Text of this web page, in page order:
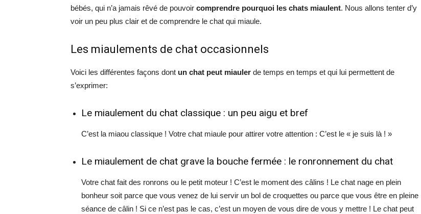
bébés, qui n’a jamais rêvé de pouvoir comprendre pourquoi les chats miaulent. Nous allons tenter d’y
voir un peu plus clair et de comprendre le chat qui miaule.
Les miaulements de chat occasionnels
Voici les différentes façons dont un chat peut miauler de temps en temps et qui lui permettent de
s’exprimer:
Le miaulement du chat classique : un peu aigu et bref
C’est la miaou classique ! Votre chat miaule pour attirer votre attention : C’est le « je suis là ! »
Le miaulement de chat grave la bouche fermée : le ronronnement du chat
Votre chat fait des ronrons ou le petit moteur ! C’est le moment des câlins ! Le chat nage en plein
bonheur soit parce que vous venez de lui servir un bol de croquettes ou parce que vous être en pleine
séance de câlin ! Si ce n’est pas le cas, c’est un moyen de vous dire de vous y mettre ! Le chat peut